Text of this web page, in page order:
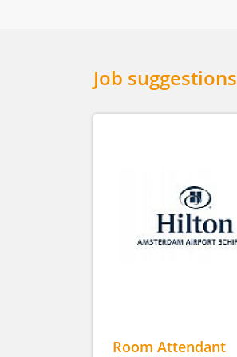
Job suggestions
Room Attendant